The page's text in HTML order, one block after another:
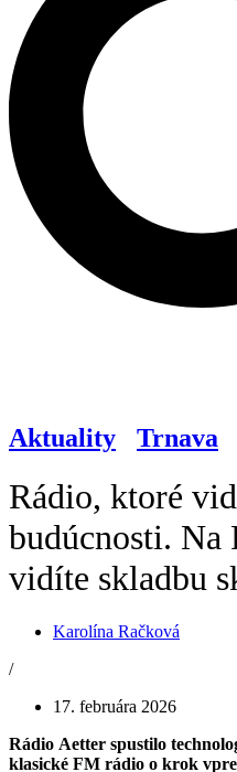
Aktuality Trnava
Rádio, ktoré
budúcnosti. Na
vidíte skladbu
Karolína Račková
/
17. februára 2026
Rádio Aetter spustilo
klasické FM rádio o krok